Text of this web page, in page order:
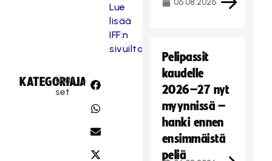
Lue
lisää
IFF:n
sivuilta
KATEGORIA:
Uuti
set
JAA:
06.08.2026
Pelipassit
kaudelle
2026–27 nyt
myynnissä –
hanki ennen
ensimmäistä
peliä